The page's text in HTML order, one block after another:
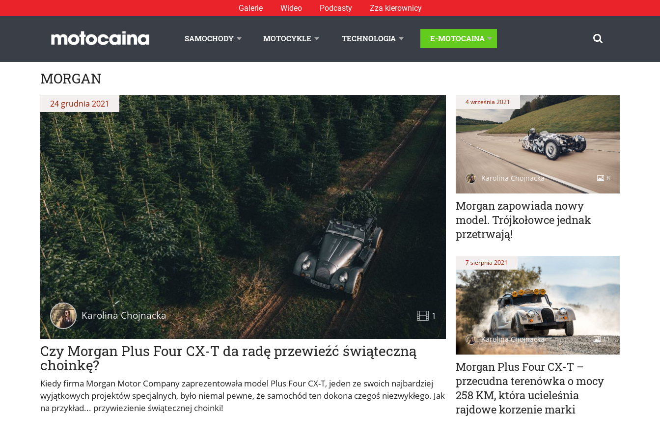
Galerie Wideo Podcasty Zza kierownicy
SAMOCHODY MOTOCYKLE TECHNOLOGIA E-MOTOCAINA
MORGAN
Czy Morgan Plus Four CX-T da radę przewieźć świąteczną
choinkę?
24 grudnia 2021
Karolina Chojnacka 1
Kiedy firma Morgan Motor Company zaprezentowała model Plus Four CX-T, jeden ze swoich najbardziej
wyjątkowych projektów specjalnych, było niemal pewne, że samochód ten dokona czegoś niezwykłego. Jak
na przykład... przywiezienie świątecznej choinki!
Morgan zapowiada nowy
model. Trójkołowce jednak
przetrwają!
4 września 2021
Karolina Chojnacka 8
Morgan Plus Four CX-T –
przecudna terenówka o mocy
258 KM, która ucieleśnia
rajdowe korzenie marki
7 sierpnia 2021
Karolina Chojnacka 11